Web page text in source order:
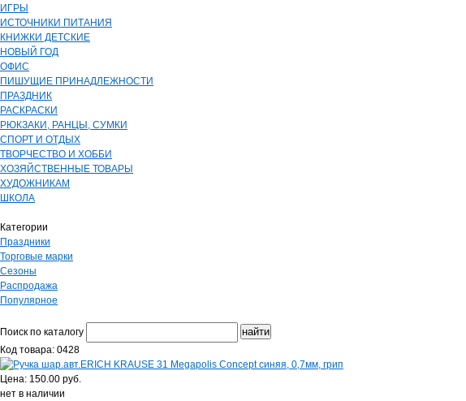
ИГРЫ
ИСТОЧНИКИ ПИТАНИЯ
КНИЖКИ ДЕТСКИЕ
НОВЫЙ ГОД
ОФИС
ПИШУЩИЕ ПРИНАДЛЕЖНОСТИ
ПРАЗДНИК
РАСКРАСКИ
РЮКЗАКИ, РАНЦЫ, СУМКИ
СПОРТ И ОТДЫХ
ТВОРЧЕСТВО И ХОББИ
ХОЗЯЙСТВЕННЫЕ ТОВАРЫ
ХУДОЖНИКАМ
ШКОЛА
Категории
Праздники
Торговые марки
Сезоны
Распродажа
Популярное
Поиск по каталогу
Код товара: 0428
Цена: 150.00 руб.
нет в наличии